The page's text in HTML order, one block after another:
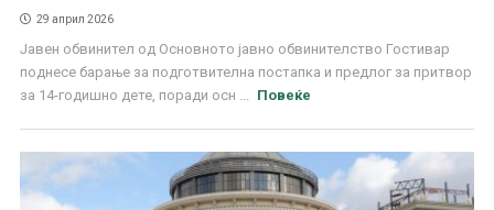
29 април 2026
Јавен обвинител од Основното јавно обвинителство Гостивар
поднесе барање за подготвителна постапка и предлог за притвор
за 14-годишно дете, поради осн ...
Повеќе